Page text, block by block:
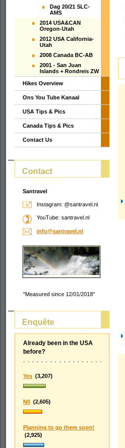
Dag 20/21 SLC-
AMS
2014 USA&CAN
Oregon-Utah
2012 USA California-
Utah
2008 Canada BC-AB
2001 - San Juan
Islands + Rondreis ZW
Hikes Overview
Ons You Tube Kanaal
USA Tips & Pics
Canada Tips & Pics
Contact Us
Contact
Santravel
Instagram: @santravel.nl
YouTube: santravel.nl
info@santravel.nl
"Measured since 12/01/2018"
Enquête
Already been in the USA
before?
Yes (3,207)
N0 (2,605)
Planning to go there soon!
(2,925)